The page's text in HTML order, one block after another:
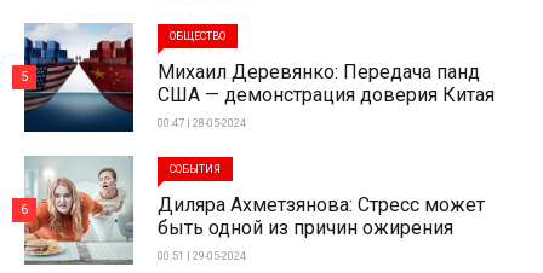
ОБЩЕСТВО
Михаил Деревянко: Передача панд
США — демонстрация доверия Китая
00:47 | 28-05-2024
5
СОБЫТИЯ
Диляра Ахметзянова: Стресс может
быть одной из причин ожирения
00:51 | 29-05-2024
6